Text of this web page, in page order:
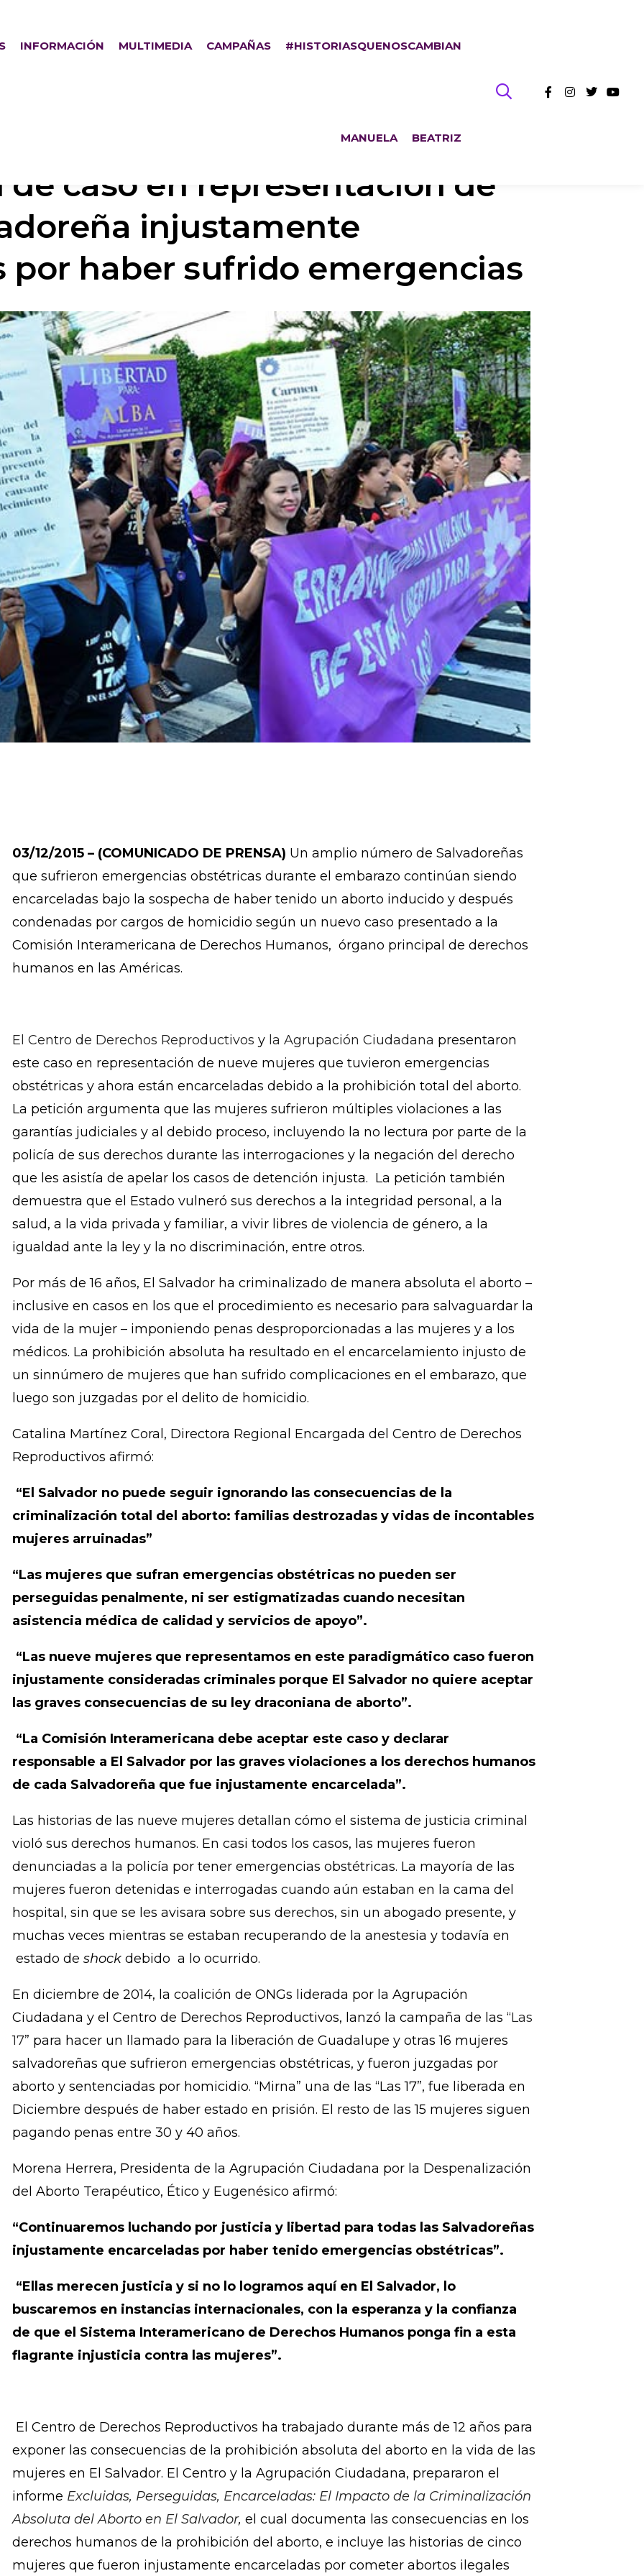
INFORMACIÓN MULTIMEDIA CAMPAÑAS #HISTORIASQUENOSCAMBIAN
caso en representación de
injustamente
por haber sufrido emergencias
03/12/2015 – (COMUNICADO DE PRENSA)Un amplio número de Salvadoreñas
que sufrieron emergencias obstétricas durante el embarazo continúan siendo
Comisión Interamericana de Derechos Humanos, órgano principal de derechos
humanos en las Américas.
El Centro de Derechos Reproductivosyla Agrupación Ciudadanapresentaron
este caso en representación de nueve mujeres que tuvieron emergencias
obstétricas y ahora están encarceladas debido a la prohibición total del aborto.
La petición argumenta que las mujeres sufrieron múltiples violaciones a las
garantías judiciales y al debido proceso, incluyendo la no lectura por parte de la
policía de sus derechos durante las interrogaciones y la negación del derecho
salud, a la vida privada y familiar, a vivir libres de violencia de género, a la
igualdad ante la ley y la no discriminación, entre otros.
Por más de 16 años, El Salvador ha criminalizado de manera absoluta el aborto –
inclusive en casos en los que el procedimiento es necesario para salvaguardar la
médicos. La prohibición absoluta ha resultado en el encarcelamiento injusto de
un sinnúmero de mujeres que han sufrido complicaciones en el embarazo, que
luego son juzgadas por el delito de homicidio.
Catalina Martínez Coral, Directora Regional Encargada del Centro de Derechos
Reproductivos afirmó:
“El Salvador no puede seguir ignorando las consecuencias de la
criminalización total del aborto: familias destrozadas y vidas de incontables
“Las mujeres que sufran emergencias obstétricas no pueden ser
perseguidas penalmente, ni ser estigmatizadas cuando necesitan
asistencia médica de calidad y servicios de apoyo”.
“Las nueve mujeres que representamos en este paradigmático caso fueron
injustamente consideradas criminales porque El Salvador no quiere aceptar
las graves consecuencias de su ley draconiana de aborto”.
“La Comisión Interamericana debe aceptar este caso y
declarar
responsable a El Salvador por las graves violaciones a los derechos humanos
de cada Salvadoreña que fue injustamente encarcelada”.
Las historias de las nueve mujeres detallan cómo el sistema de justicia criminal
violó sus derechos humanos. En casi todos los casos, las mujeres fueron
denunciadas a la policía por tener emergencias obstétricas. La mayoría de las
hospital, sin que se les avisara sobre sus derechos, sin un abogado presente, y
muchas veces mientras se estaban recuperando de la anestesia y todavía en
estado de
debido a lo ocurrido.
En diciembre de 2014, la coalición de ONGs liderada por la Agrupación
Ciudadana y el Centro de Derechos Reproductivos, lanzó la campaña de las “Las
17” para hacer un llamado para la liberación de Guadalupe y otras 16 mujeres
aborto y sentenciadas por homicidio. “Mirna” una de las “Las 17”, fue liberada en
Diciembre después de haber estado en prisión. El resto de las 15 mujeres siguen
pagando penas entre 30 y 40 años.
Morena Herrera, Presidenta de la Agrupación Ciudadana por la Despenalización
del Aborto Terapéutico, Ético y Eugenésico afirmó:
“Continuaremos luchando por justicia y libertad para todas las Salvadoreñas
injustamente encarceladas por haber tenido emergencias obstétricas”.
de que el Sistema Interamericano de Derechos Humanos ponga fin a esta
flagrante injusticia contra las mujeres”.
El Centro de Derechos Reproductivos ha trabajado durante más de 12 años para
exponer las consecuencias de la prohibición absoluta del aborto en la vida de las
mujeres en El Salvador. El Centro y la Agrupación Ciudadana, prepararon el